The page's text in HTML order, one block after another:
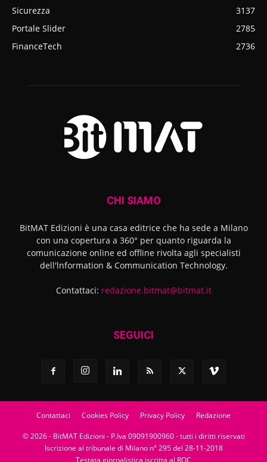
Sicurezza
3137
Portale Slider
2785
FinanceTech
2736
CHI SIAMO
BitMAT Edizioni è una casa editrice che ha sede a Milano
con una copertura a 360° per quanto riguarda la
comunicazione online ed offline rivolta agli specialisti
dell'lnformation & Communication Technology.
Contattaci: redazione.bitmat@bitmat.it
SEGUICI
Contattaci Cookies Policy Privacy Policy Redazione
© 2026 - BitMAT Edizioni - P.Iva 09091900960 - tutti i diritti riservati
Iscrizione al tribunale di Milano n° 295 del 28-11-2018